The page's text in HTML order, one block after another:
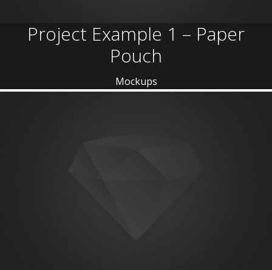
Project Example 1 – Paper
Pouch
Mockups